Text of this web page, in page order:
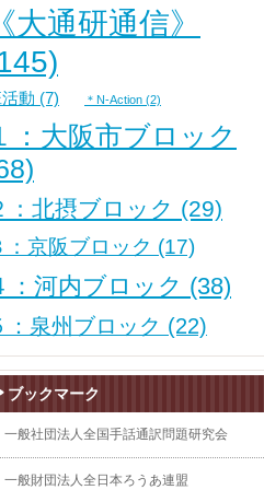
大通研通信》
動 (7) ＊N-Action (2)
：大阪市ブロック
：北摂ブロック (29)
：京阪ブロック (17)
：河内ブロック (38)
：泉州ブロック (22)
ブックマーク
一般社団法人全国手話通訳問題研究会
一般財団法人全日本ろうあ連盟